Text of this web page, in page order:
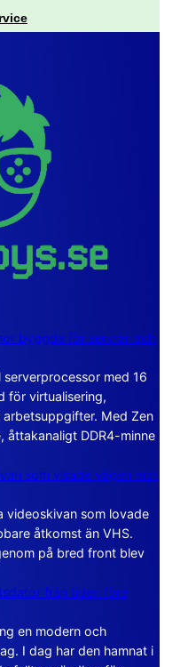
byggda för servrar och
med 16
för virtualisering,
Med Zen
åttakanaligt DDR4-minne
som visade vägen mot
videoskivan som lovade
åtkomst än VHS.
på bred front blev
från tiden före
en modern och
I dag har den hamnat i